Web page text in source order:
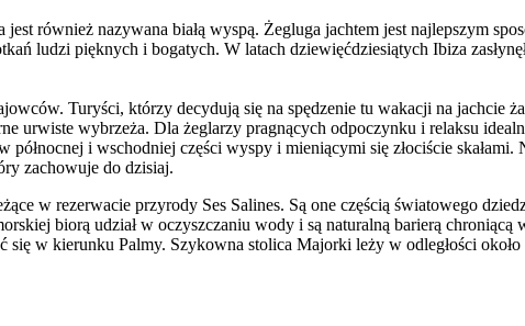
również nazywana białą wyspą. Żegluga jachtem jest najlepszym
ludzi pięknych i bogatych. W latach dziewięćdziesiątych Ibiza
Turyści, którzy decydują się na spędzenie tu wakacji na jachcie
urwiste wybrzeża. Dla żeglarzy pragnących odpoczynku i relaksu
i wschodniej części wyspy i mieniącymi się złociście skałami.
zachowuje do dzisiaj.
w rezerwacie przyrody Ses Salines. Są one częścią światowego
biorą udział w oczyszczaniu wody i są naturalną barierą
się w kierunku Palmy. Szykowna stolica Majorki leży w odległości